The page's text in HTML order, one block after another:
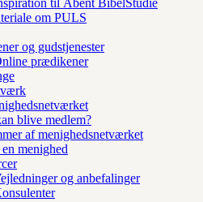
til Åbent BibelStudie
om PULS
og gudstjenester
prædikener
blive medlem?
af menighedsnetværket
menighed
og anbefalinger